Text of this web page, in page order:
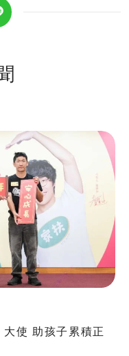
義賣品
認養
使 助孩子累積正